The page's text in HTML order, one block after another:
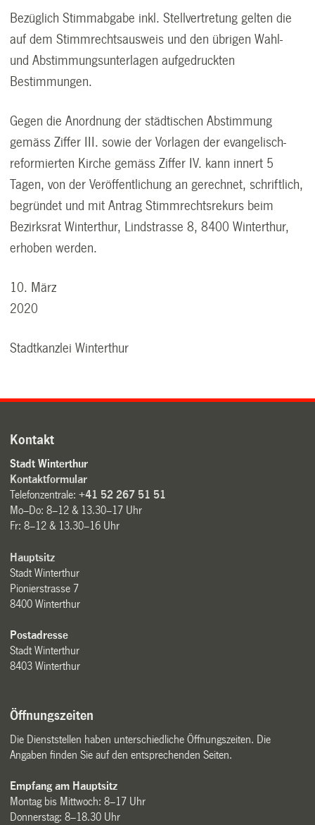
Bezüglich Stimmabgabe inkl. Stellvertretung gelten die
auf dem Stimmrechtsausweis und den übrigen Wahl-
und Abstimmungsunterlagen aufgedruckten
Bestimmungen.
Gegen die Anordnung der städtischen Abstimmung
gemäss Ziffer III. sowie der Vorlagen der evangelisch-
reformierten Kirche gemäss Ziffer IV. kann innert 5
Tagen, von der Veröffentlichung an gerechnet, schriftlich,
begründet und mit Antrag Stimmrechtsrekurs beim
Bezirksrat Winterthur, Lindstrasse 8, 8400 Winterthur,
erhoben werden.
10. März
2020
Stadtkanzlei Winterthur
Kontakt
Stadt Winterthur
Kontaktformular
Telefonzentrale:+41 52 267 51 51
Mo–Do: 8–12 & 13.30–17 Uhr
Fr: 8–12 & 13.30–16 Uhr
Hauptsitz
Stadt Winterthur
Pionierstrasse 7
8400 Winterthur
Postadresse
Stadt Winterthur
8403 Winterthur
Öffnungszeiten
Die Dienststellen haben unterschiedliche Öffnungszeiten. Die
Angaben finden Sie auf den entsprechenden Seiten.
Empfang am Hauptsitz
Montag bis Mittwoch: 8–17 Uhr
Donnerstag: 8–18.30 Uhr